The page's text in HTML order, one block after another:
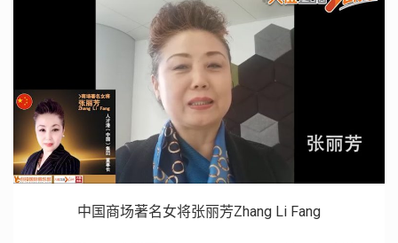
中国商场著名女将张丽芳Zhang Li Fang